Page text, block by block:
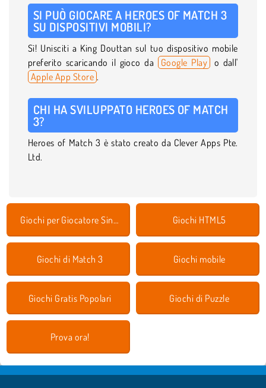
SI PUÒ GIOCARE A HEROES OF MATCH 3
SU DISPOSITIVI MOBILI?
Sì! Unisciti a King Douttan sul tuo dispositivo mobile
preferito scaricando il gioco da
Google Play o dall'
Apple App Store .
CHI HA SVILUPPATO HEROES OF MATCH
3?
Heroes of Match 3 è stato creato da Clever Apps Pte.
Ltd.
Giochi per Giocatore Singolo Giochi HTML5
Giochi di Match 3 Giochi mobile
Giochi Gratis Popolari Giochi di Puzzle
Prova ora!